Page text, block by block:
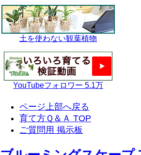
土を使わない観葉植物
YouTubeフォロワー 5.1万
ページ上部へ戻る
育て方Ｑ＆Ａ TOP
ご質問用 掲示板